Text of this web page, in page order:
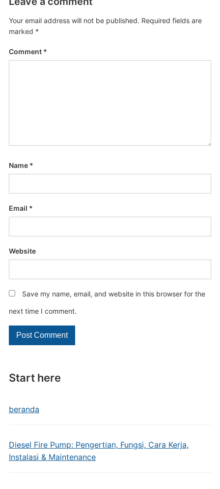
Start here
beranda
Diesel Fire Pump: Pengertian, Fungsi, Cara Kerja,
Instalasi & Maintenance
Your email address will not be published. Required fields are
marked *
Comment *
Name *
Email *
Website
Save my name, email, and website in this browser for the
next time I comment.